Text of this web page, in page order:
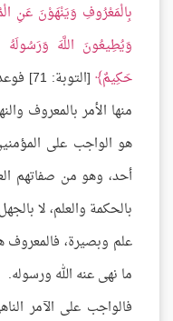
بِالْمَعْرُوفِ وَيَنْهَوْنَ عَنِ
وَيُطِيعُونَ اللَّهَ وَرَسُولَهُ
حَكِيمٌ
منها الأمر بالمعروف
هو الواجب على
أحد، وهو من صفاتهم
بالحكمة والعلم، لا
علم وبصيرة، فالمعروف
ما نهى عنه الله ورسوله.
فالواجب على الآمر